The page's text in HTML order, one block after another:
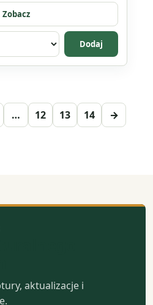
Zobacz
Dodaj
… 12 13 14 →
aktualizacje i